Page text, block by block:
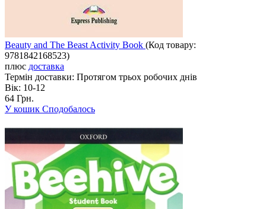
Beauty and The Beast Activity Book (Код товару:
9781842168523)
плюс доставка
Термін доставки: Протягом трьох робочих днів
Вік: 10-12
64 Грн.
У кошик Сподобалось